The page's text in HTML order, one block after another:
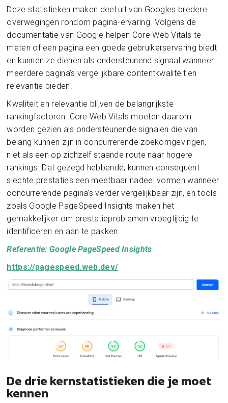
Deze statistieken maken deel uit van Googles bredere
overwegingen rondom pagina-ervaring. Volgens de
documentatie van Google helpen Core Web Vitals te
meten of een pagina een goede gebruikerservaring biedt
en kunnen ze dienen als ondersteunend signaal wanneer
meerdere pagina’s vergelijkbare contentkwaliteit en
relevantie bieden.
Kwaliteit en relevantie blijven de belangrijkste
rankingfactoren. Core Web Vitals moeten daarom
worden gezien als ondersteunende signalen die van
belang kunnen zijn in concurrerende zoekomgevingen,
niet als een op zichzelf staande route naar hogere
rankings. Dat gezegd hebbende, kunnen consequent
slechte prestaties een meetbaar nadeel vormen wanneer
concurrerende pagina’s verder vergelijkbaar zijn, en tools
zoals Google PageSpeed Insights maken het
gemakkelijker om prestatieproblemen vroegtijdig te
identificeren en aan te pakken.
Referentie: Google PageSpeed Insights
https://pagespeed.web.dev/
De drie kernstatistieken die je moet
kennen